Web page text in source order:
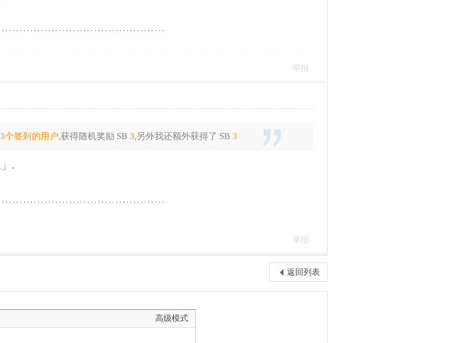
举报
个签到的用户,获得随机奖励 SB 3,另外我还额外获得了 SB 3
」.
举报
返回列表
高级模式